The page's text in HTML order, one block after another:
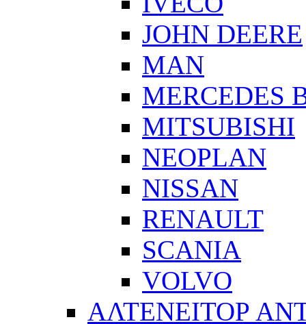
JOHN DEERE
MAN
MERCEDES
MITSUBISHI
NEOPLAN
NISSAN
RENAULT
SCANIA
VOLVO
ΑΛΤΕΝΕΙΤΟΡ